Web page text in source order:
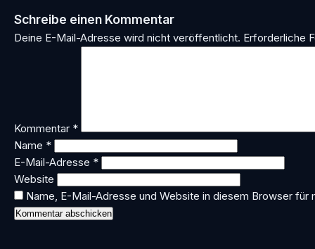
Schreibe einen Kommentar
Deine E-Mail-Adresse wird nicht veröffentlicht. Erforderliche
Kommentar *
Name *
E-Mail-Adresse *
Website
Name, E-Mail-Adresse und Website in diesem Browser für